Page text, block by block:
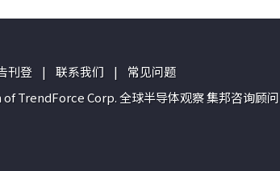
刊登 | 联系我们 |
常见问题
TrendForce Corp. 全球半导体观察 集邦咨询顾